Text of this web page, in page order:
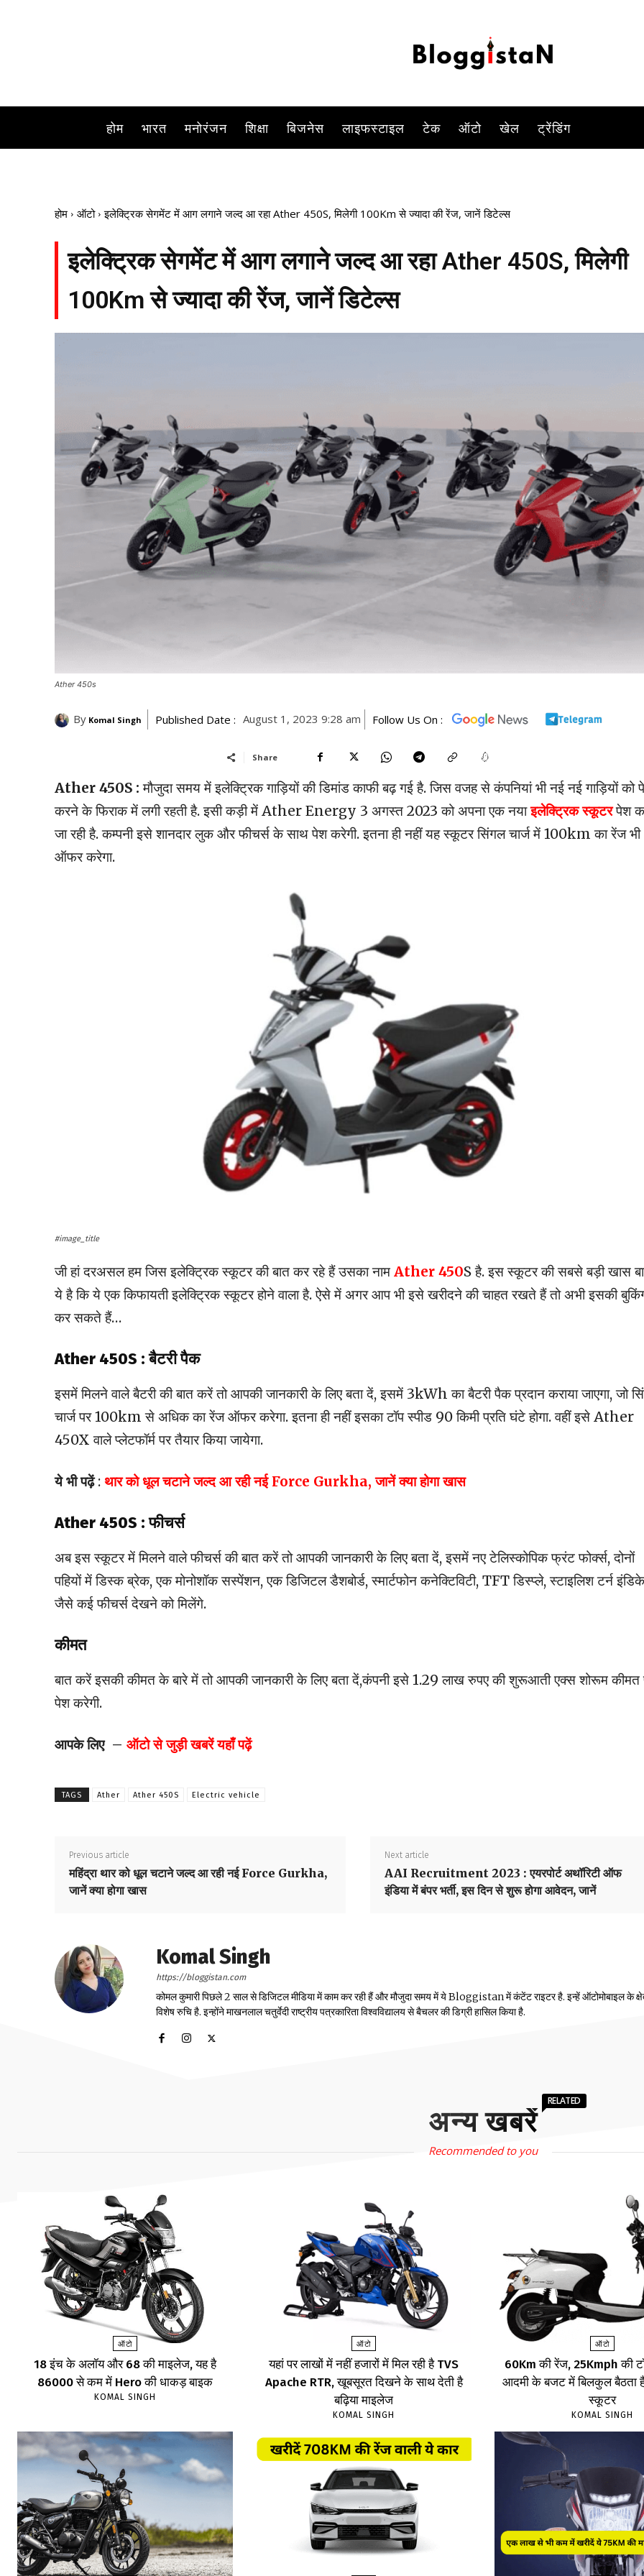
होम भारत मनोरंजन शिक्षा बिजनेस लाइफस्टाइल टेक ऑटो खेल ट्रेंडिंग
होम ऑटो इलेक्ट्रिक सेगमेंट में आग लगाने जल्द आ रहा Ather 450S, मिलेगी 100Km से ज्यादा की रेंज, जानें डिटेल्स
इलेक्ट्रिक सेगमेंट में आग लगाने जल्द आ रहा Ather 450S, मिलेगी
100Km से ज्यादा की रेंज, जानें डिटेल्स
Ather 450s
By Komal Singh Published Date : August 1, 2023 9:28 am Follow Us On :
Share
Ather 450S : मौजुदा समय में इलेक्ट्रिक गाड़ियों की डिमांड काफी बढ़ गई है. जिस वजह से कंपनियां भी नई नई गाड़ियों को
करने के फिराक में लगी रहती है. इसी कड़ी में Ather Energy 3 अगस्त 2023 को अपना एक नयाइलेक्ट्रिक स्कूटरपेश
जा रही है. कम्पनी इसे शानदार लुक और फीचर्स के साथ पेश करेगी. इतना ही नहीं यह स्कूटर सिंगल चार्ज में 100km का रेंज भी
ऑफर करेगा.
#image_title
जी हां दरअसल हम जिस इलेक्ट्रिक स्कूटर की बात कर रहे हैं उसका नाम Ather 450S है. इस स्कूटर की सबसे बड़ी खास
ये है कि ये एक किफायती इलेक्ट्रिक स्कूटर होने वाला है. ऐसे में अगर आप भी इसे खरीदने की चाहत रखते हैं तो अभी इसकी
कर सकते हैं…
Ather 450S : बैटरी पैक
इसमें मिलने वाले बैटरी की बात करें तो आपकी जानकारी के लिए बता दें, इसमें 3kWh का बैटरी पैक प्रदान कराया जाएगा, जो
चार्ज पर 100km से अधिक का रेंज ऑफर करेगा. इतना ही नहीं इसका टॉप स्पीड 90 किमी प्रति घंटे होगा. वहीं इसे Ather
450X वाले प्लेटफॉर्म पर तैयार किया जायेगा.
ये भी पढ़ें : थार को धूल चटाने जल्द आ रही नई Force Gurkha, जानें क्या होगा खास
Ather 450S : फीचर्स
अब इस स्कूटर में मिलने वाले फीचर्स की बात करें तो आपकी जानकारी के लिए बता दें, इसमें नए टेलिस्कोपिक फ्रंट फोर्क्स, दोनों
पहियों में डिस्क ब्रेक, एक मोनोशॉक सस्पेंशन, एक डिजिटल डैशबोर्ड, स्मार्टफोन कनेक्टिविटी, TFT डिस्प्ले, स्टाइलिश टर्न
जैसे कई फीचर्स देखने को मिलेंगे.
कीमत
बात करें इसकी कीमत के बारे में तो आपकी जानकारी के लिए बता दें,कंपनी इसे 1.29 लाख रुपए की शुरूआती एक्स शोरूम कीमत
पेश करेगी.
आपके लिए – ऑटो से जुड़ी खबरें यहाँ पढ़ें
TAGS Ather Ather 450S Electric vehicle
Previous article
महिंद्रा थार को धूल चटाने जल्द आ रही नई Force Gurkha,
जानें क्या होगा खास
Next article
AAI Recruitment 2023 : एयरपोर्ट अथॉरिटी ऑफ
इंडिया में बंपर भर्ती, इस दिन से शुरू होगा आवेदन, जानें
Komal Singh
https://bloggistan.com
कोमल कुमारी पिछले 2 साल से डिजिटल मीडिया में काम कर रही हैं और मौजुदा समय में ये Bloggistan में कंटेंट राइटर है. इन्हें ऑटोमोबाइल के
विशेष रुचि है. इन्होंने माखनलाल चतुर्वेदी राष्ट्रीय पत्रकारिता विश्वविद्यालय से बैचलर की डिग्री हासिल किया है.
अन्य खबरें
RELATED
Recommended to you
ऑटो
18 इंच के अलॉय और 68 की माइलेज, यह है
86000 से कम में Hero की धाकड़ बाइक
KOMAL SINGH
ऑटो
यहां पर लाखों में नहीं हजारों में मिल रही है TVS
Apache RTR, खूबसूरत दिखने के साथ देती है
बढ़िया माइलेज
KOMAL SINGH
ऑटो
60Km की रेंज, 25Kmph की
आदमी के बजट में बिलकुल बैठता
स्कूटर
KOMAL SINGH